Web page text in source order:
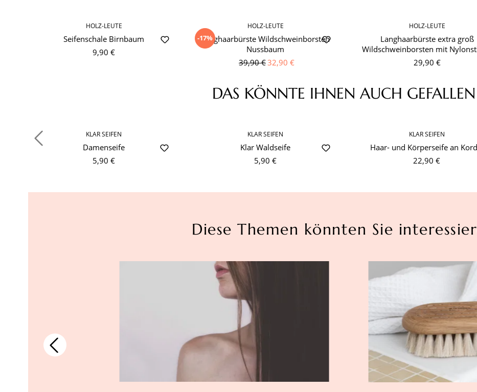
Sichern Sie sich jetzt
10€ Rabatt!*
Exklusiv für Ihre Newsletter-Anmeldung!
Ich habe die
genommen und die
gelesen und bin mit ihnen
einverstanden.
HOLZ-LEUTE
Seifenschale Birnbaum
9,90 €
-17%
HOLZ-LEUTE
Langhaarbürste Wildschweinborsten
Nussbaum
39,90 €32,90 €
HOLZ-LEUTE
Langhaarbürste extra groß
Wildschweinborsten mit
29,90 €
DAS KÖNNTE IHNEN AUCH GEFALLEN
KLAR SEIFEN
Damenseife
5,90 €
KLAR SEIFEN
Klar Waldseife
5,90 €
KLAR SEIFEN
Haar- und Körperseife an
22,90 €
Diese Themen könnten Sie